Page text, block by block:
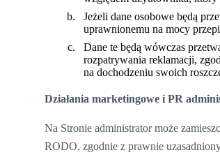
Jeżeli dane osobowe będą
uprawnionemu na mocy
Dane te będą wówczas
rozpatrywania reklamacji,
na dochodzeniu swoich
Działania marketingowe i PR
Na Stronie administrator może
RODO, zgodnie z prawnie